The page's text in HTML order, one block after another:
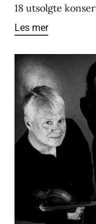
18 utsolgte
Les mer